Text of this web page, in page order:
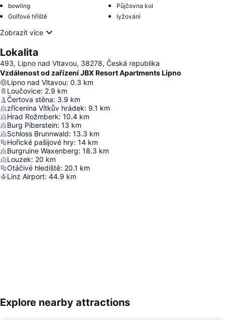
bowling
Půjčovna kol
Golfové hřiště
lyžování
Zobrazít více
Lokalita
493, Lipno nad Vltavou, 38278, Česká republika
Vzdálenost od zařízení JBX Resort Apartments Lipno
Lipno nad Vltavou: 0.3 km
Loučovice: 2.9 km
Čertova stěna: 3.9 km
zřícenina Vítkův hrádek: 9.1 km
Hrad Rožmberk: 10.4 km
Burg Piberstein: 13 km
Schloss Brunnwald: 13.3 km
Hořické pašijové hry: 14 km
Burgruine Waxenberg: 18.3 km
Louzek: 20 km
Otáčivé hlediště: 20.1 km
Linz Airport: 44.9 km
Explore nearby attractions